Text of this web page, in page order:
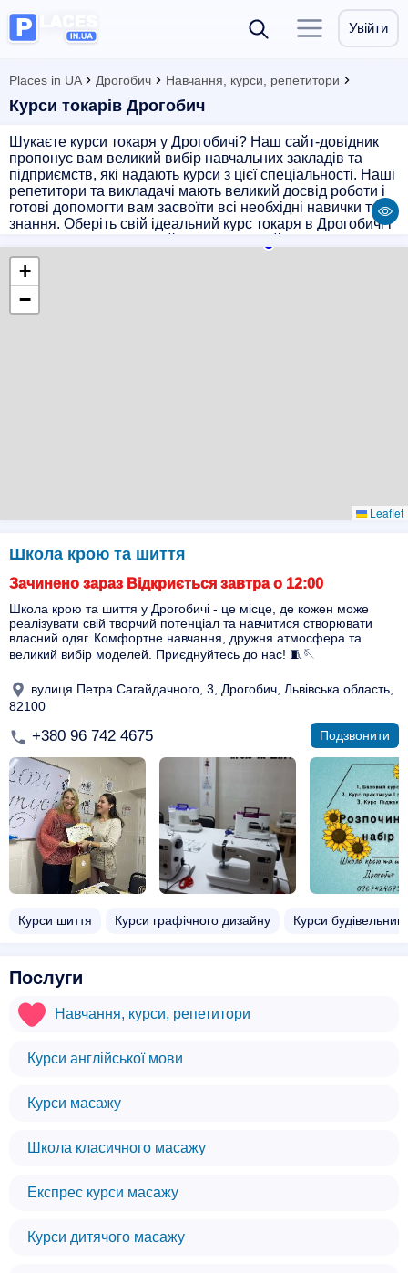
Увійти
Places in UA Дрогобич Навчання, курси, репетитори
Курси токарів Дрогобич
Шукаєте курси токаря у Дрогобичі? Наш сайт-довідник
пропонує вам великий вибір навчальних закладів та
підприємств, які надають курси з цієї спеціальності. Наші
репетитори та викладачі мають великий досвід роботи і
готові допомогти вам засвоїти всі необхідні навички та
знання. Оберіть свій ідеальний курс токаря в Дрогобичі і
Навчайтесь з нами – розвивайте свою кар'єру!
+
−
Leaflet
Школа крою та шиття
Зачинено зараз Відкриється завтра о 12:00
Школа крою та шиття у Дрогобичі - це місце, де кожен може
реалізувати свій творчий потенціал та навчитися створювати
власний одяг. Комфортне навчання, дружня атмосфера та
великий вибір моделей. Приєднуйтесь до нас! 🧵🪡
вулиця Петра Сагайдачного, 3, Дрогобич, Львівська область,
82100
+380 96 742 4675 Подзвонити
Курси шиття Курси графічного дизайну Курси
Послуги
Навчання, курси, репетитори
Курси англійської мови
Курси масажу
Школа класичного масажу
Експрес курси масажу
Курси дитячого масажу